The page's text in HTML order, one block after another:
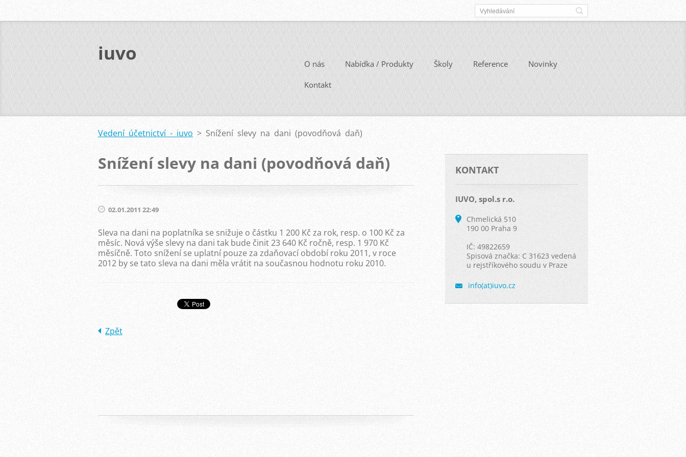
iuvo O nás Nabídka / Produkty Školy Reference Novinky
Kontakt
Vedení účetnictví - iuvo > Snížení slevy na dani (povodňová daň)
Snížení slevy na dani (povodňová daň)
02.01.2011 22:49
Sleva na dani na poplatníka se snižuje o částku 1 200 Kč za rok, resp. o 100 Kč za
měsíc. Nová výše slevy na dani tak bude činit 23 640 Kč ročně, resp. 1 970 Kč
měsíčně. Toto snížení se uplatní pouze za zdaňovací období roku 2011, v roce
2012 by se tato sleva na dani měla vrátit na současnou hodnotu roku 2010.
Zpět
KONTAKT
IUVO, spol.s r.o.
Chmelická 510
190 00 Praha 9
IČ: 49822659
Spisová značka: C 31623 vedená
u rejstříkového soudu v Praze
info(at)iuvo.cz